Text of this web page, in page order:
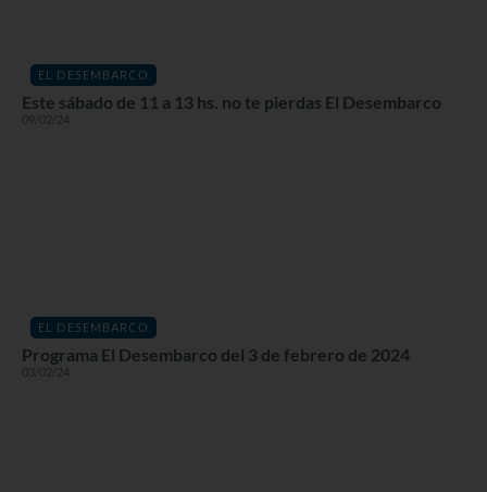
EL DESEMBARCO
Este sábado de 11 a 13 hs. no te pierdas El Desembarco
09/02/24
EL DESEMBARCO
Programa El Desembarco del 3 de febrero de 2024
03/02/24